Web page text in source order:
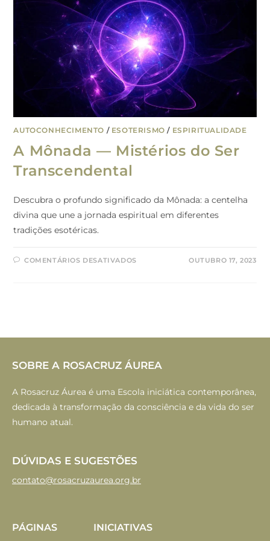
AUTOCONHECIMENTO / ESOTERISMO / ESPIRITUALIDADE
A Mônada — Mistérios do Ser
Transcendental
Descubra o profundo significado da Mônada: a centelha
divina que une a jornada espiritual em diferentes
tradições esotéricas.
COMENTÁRIOS DESATIVADOS OUTUBRO 17, 2023
SOBRE A ROSACRUZ ÁUREA
A Rosacruz Áurea é uma Escola iniciática contemporânea,
dedicada à transformação da consciência e da vida do ser
humano atual.
DÚVIDAS E SUGESTÕES
contato@rosacruzaurea.org.br
PÁGINAS INICIATIVAS